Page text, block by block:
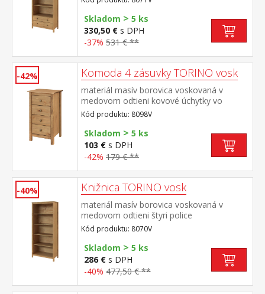
police, dve zásuvky s kovovými pojazdmi
Skladom > 5 ks
330,50 € s DPH
-37% 531 € **
-42% Komoda 4 zásuvky TORINO vosk
materiál masív borovica voskovaná v
medovom odtieni kovové úchytky vo
farebnom prevedení černená mosadz 4
zásuvky s kovovými pojazdmi
Kód produktu: 8098V
Skladom > 5 ks
103 € s DPH
-42% 179 € **
-40% Knižnica TORINO vosk
materiál masív borovica voskovaná v
medovom odtieni štyri police
Kód produktu: 8070V
Skladom > 5 ks
286 € s DPH
-40% 477,50 € **